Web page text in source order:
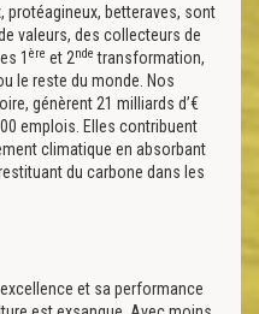
protéagineux, betteraves, sont
valeurs, des collecteurs de
1 ère et 2nde transformation,
le reste du monde. Nos
génèrent 21 milliards d’€
emplois. Elles contribuent
climatique en absorbant
du carbone dans les
et sa performance